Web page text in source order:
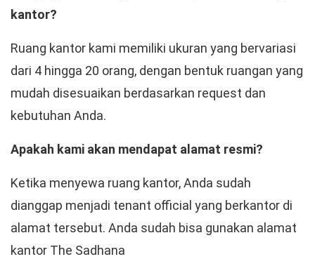
kantor?
Ruang kantor kami memiliki ukuran yang bervariasi
dari 4 hingga 20 orang, dengan bentuk ruangan yang
mudah disesuaikan berdasarkan request dan
kebutuhan Anda.
Apakah kami akan mendapat alamat resmi?
Ketika menyewa ruang kantor, Anda sudah
dianggap menjadi tenant official yang berkantor di
alamat tersebut. Anda sudah bisa gunakan alamat
kantor The Sadhana